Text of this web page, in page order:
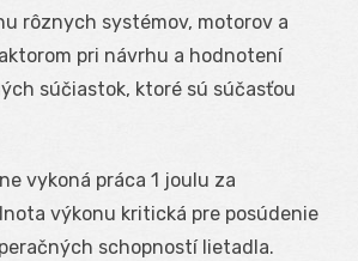
rôznych systémov, motorov a
pri návrhu a hodnotení
súčiastok, ktoré sú súčasťou
vykoná práca 1 joulu za
výkonu kritická pre posúdenie
schopností lietadla.